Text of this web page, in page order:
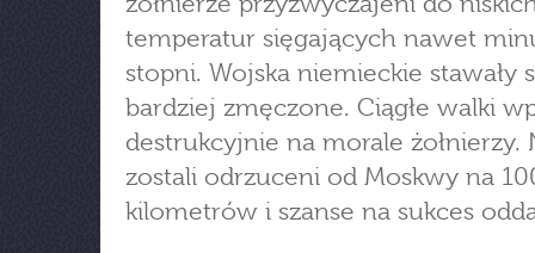
temperatur sięgających nawet
stopni. Wojska niemieckie stawały
bardziej zmęczone. Ciągłe walki
destrukcyjnie na morale żołnierzy.
zostali odrzuceni od Moskwy na
kilometrów i szanse na sukces